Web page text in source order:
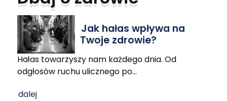
Jak hałas wpływa na
Twoje zdrowie?
Hałas towarzyszy nam każdego dnia. Od
odgłosów ruchu ulicznego po…
dalej